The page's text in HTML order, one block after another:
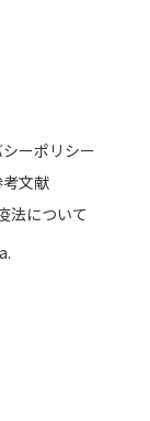
ーポリシー
文献
法について